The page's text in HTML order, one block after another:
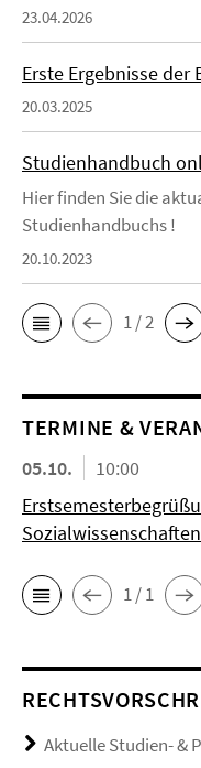
23.04.2026
Erste Ergebnisse
20.03.2025
Studienhandbuch
Hier finden Sie die
Studienhandbuchs !
20.10.2023
1 / 2
TERMINE &
05.10.
10:00
Sozialwissenschaften
1 / 1
Aktuelle Studien- &